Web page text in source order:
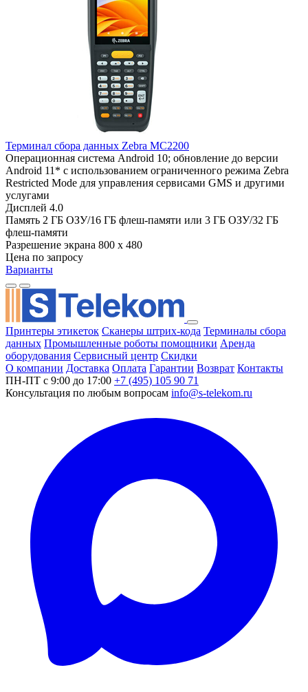
Терминал сбора данных Zebra MC2200
Операционная система Android 10; обновление до версии
Android 11* с использованием ограниченного режима Zebra
Restricted Mode для управления сервисами GMS и другими
услугами
Дисплей 4.0
Память 2 ГБ ОЗУ/16 ГБ флеш-памяти или 3 ГБ ОЗУ/32 ГБ
флеш-памяти
Разрешение экрана 800 x 480
Цена по запросу
Варианты
Принтеры этикеток Сканеры штрих-кода Терминалы сбора
данных Промышленные роботы помощники Аренда
оборудования Сервисный центр Скидки
О компании Доставка Оплата Гарантии Возврат Контакты
ПН-ПТ с 9:00 до 17:00 +7 (495) 105 90 71
Консультация по любым вопросам info@s-telekom.ru